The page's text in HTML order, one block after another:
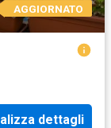
AGGIORNATO
dettagli